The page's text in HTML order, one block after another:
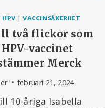
HPV | VACCINSÄKERHET
två flickor som
vaccinet
Merck
februari 21, 2024
10-åriga Isabella